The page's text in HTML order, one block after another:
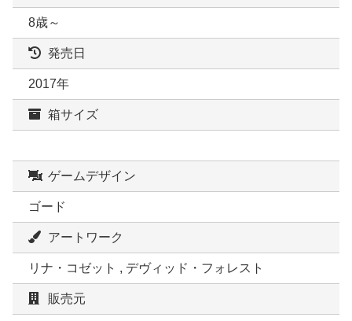
8歳～
発売日
2017年
箱サイズ
ゲームデザイン
ゴード
アートワーク
リナ・コゼット , デヴィッド・フォレスト
販売元